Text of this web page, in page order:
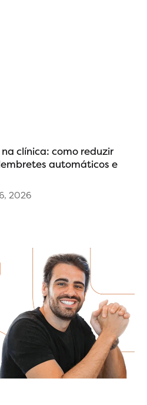
clínica: como reduzir
automáticos e
2026